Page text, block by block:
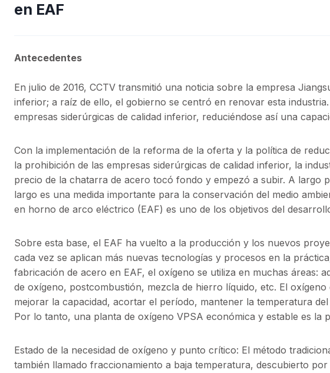
en EAF
Antecedentes
En julio de 2016, CCTV transmitió una noticia sobre la empresa
inferior; a raíz de ello, el gobierno se centró en renovar esta
empresas siderúrgicas de calidad inferior, reduciéndose así una
Con la implementación de la reforma de la oferta y la política de
la prohibición de las empresas siderúrgicas de calidad inferior, la
precio de la chatarra de acero tocó fondo y empezó a subir. A
largo es una medida importante para la conservación del medio
en horno de arco eléctrico (EAF) es uno de los objetivos del
Sobre esta base, el EAF ha vuelto a la producción y los nuevos
cada vez se aplican más nuevas tecnologías y procesos en la
fabricación de acero en EAF, el oxígeno se utiliza en muchas áreas:
de oxígeno, postcombustión, mezcla de hierro líquido, etc. El
mejorar la capacidad, acortar el período, mantener la temperatura
Por lo tanto, una planta de oxígeno VPSA económica y estable es la
Estado de la necesidad de oxígeno y punto crítico: El método
también llamado fraccionamiento a baja temperatura, descubierto